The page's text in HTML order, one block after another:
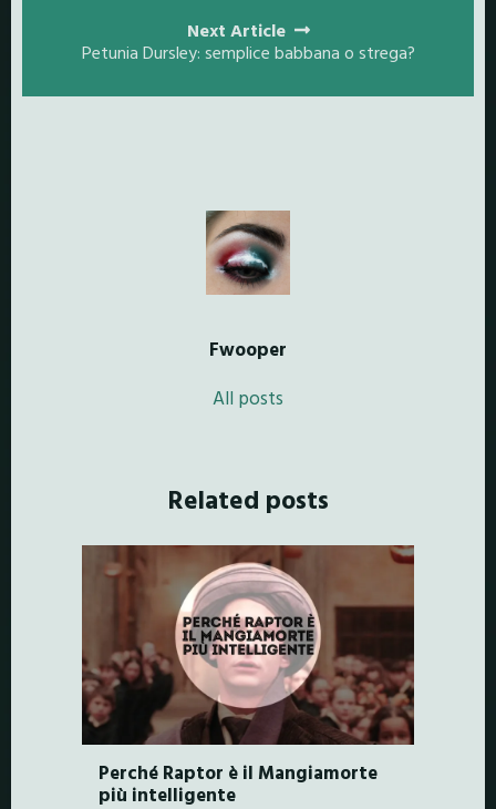
Next Article
Petunia Dursley: semplice babbana o strega?
Fwooper
All posts
Related posts
Perché Raptor è il Mangiamorte
più intelligente